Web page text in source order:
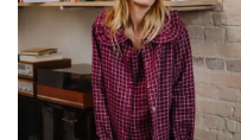
Mėgstamiausias